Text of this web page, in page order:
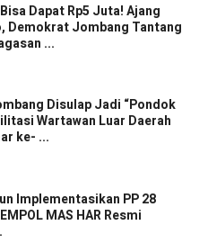
Dapat Rp5 Juta! Ajang
Demokrat Jombang Tantang
...
Disulap Jadi “Pondok
Wartawan Luar Daerah
ke- ...
Implementasikan PP 28
MAS HAR Resmi